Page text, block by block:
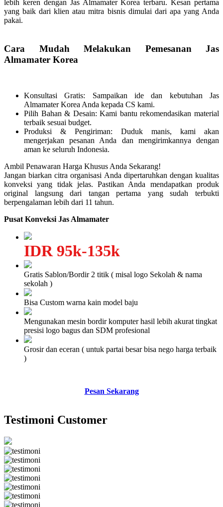
lebih keren dengan Jas Almamater Korea terbaru. Kesan pertama
yang baik dari klien atau mitra bisnis dimulai dari apa yang Anda
pakai.
Cara Mudah Melakukan Pemesanan Jas
Almamater Korea
Konsultasi Gratis: Sampaikan ide dan kebutuhan Jas
Almamater Korea Anda kepada CS kami.
Pilih Bahan & Desain: Kami bantu rekomendasikan material
terbaik sesuai budget.
Produksi & Pengiriman: Duduk manis, kami akan
mengerjakan pesanan Anda dan mengirimkannya dengan
aman ke seluruh Indonesia.
Ambil Penawaran Harga Khusus Anda Sekarang!
Jangan biarkan citra organisasi Anda dipertaruhkan dengan kualitas
konveksi yang tidak jelas. Pastikan Anda mendapatkan produk
original langsung dari tangan pertama yang sudah terbukti
berpengalaman lebih dari 11 tahun.
Pusat Konveksi Jas Almamater
IDR 95k-135k
Gratis Sablon/Bordir 2 titik ( misal logo Sekolah & nama
sekolah )
Bisa Custom warna kain model baju
Mengunakan mesin bordir komputer hasil lebih akurat tingkat
presisi logo bagus dan SDM profesional
Grosir dan eceran ( untuk partai besar bisa nego harga terbaik
)
Pesan Sekarang
Testimoni Customer